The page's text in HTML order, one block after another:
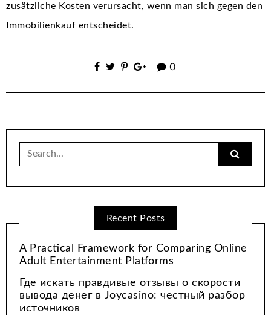
zusätzliche Kosten verursacht, wenn man sich gegen den
Immobilienkauf entscheidet.
0
Search
for:
Recent Posts
A Practical Framework for Comparing Online
Adult Entertainment Platforms
Где искать правдивые отзывы о скорости
вывода денег в Joycasino: честный разбор
источников